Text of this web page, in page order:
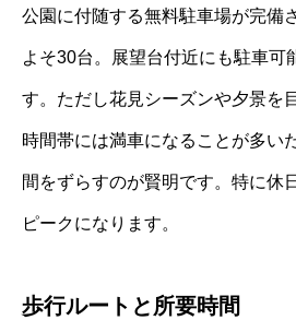
公園に付随する無料駐車場が完備
よそ30台。展望台付近にも駐車可
す。ただし花見シーズンや夕景を
時間帯には満車になることが多い
間をずらすのが賢明です。特に休
ピークになります。
歩行ルートと所要時間